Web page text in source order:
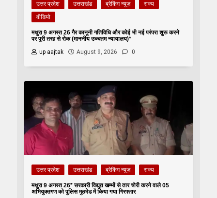
उत्तर प्रदेश उत्तराखंड ब्रेकिंग न्यूज़
राज्य
वीडियो
मथुरा 9 अगस्त 26 गैर कानूनी गतिविधि और कोई भी नई परंपरा शुरू करने
पर पूरी तरह से रोक (माननीय उच्चतम न्यायालय)*
up aajtak
August 9, 2026 0
उत्तर प्रदेश उत्तराखंड ब्रेकिंग न्यूज़ राज्य
मथुरा 9 अगस्त 26* सरकारी विद्युत खम्भों से तार चोरी करने वाले 05
अभियुक्तगण को पुलिस मुठभेड में किया गया गिरफ्तार